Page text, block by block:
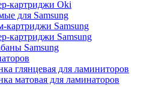
картриджи Oki
для Samsung
картриджи Samsung
картриджи Samsung
Samsung
глянцевая для ламиниторов
матовая для ламинаторов